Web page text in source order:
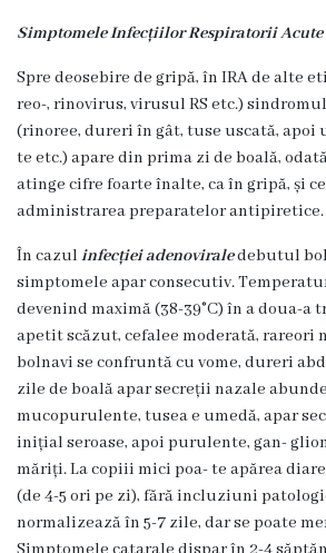
familie
Secţia
medicina
de
familie
nr.2
Serviciul
Consultativ
Specializat
Centrul
medicilor
de
familie
6
Secţia
Simptomele Infecțiilor Respiratorii Acute
Spre deosebire de gripă, în IRA de alte
reo-, rinovirus, virusul RS etc.)
(rinoree, dureri în gât, tuse uscată, apoi
te etc.) apare din prima zi de boală,
atinge cifre foarte înalte, ca în gripă, și
administrarea preparatelor antipiretice.
În cazul infecției adenoviraledebutul
simptomele apar consecutiv.
devenind maximă (38-39°C) în a doua-a
apetit scăzut, cefalee moderată,
bolnavi se confruntă cu vome, dureri
zile de boală apar secreții nazale
mucopurulente, tusea e umedă, apar
inițial seroase, apoi purulente, gan-
măriți. La copiii mici poa- te apărea
(de 4-5 ori pe zi), fără incluziuni
normalizează în 5-7 zile, dar se poate